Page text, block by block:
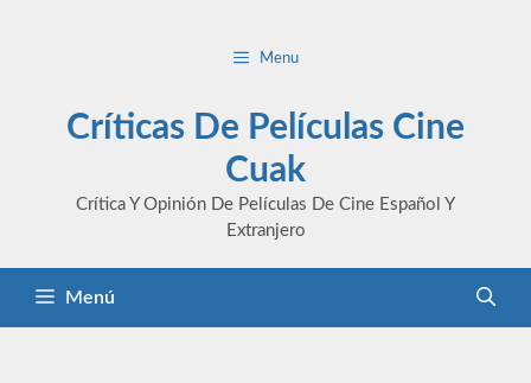
Menu
Críticas De Películas Cine
Cuak
Crítica Y Opinión De Películas De Cine Español Y
Extranjero
Menú